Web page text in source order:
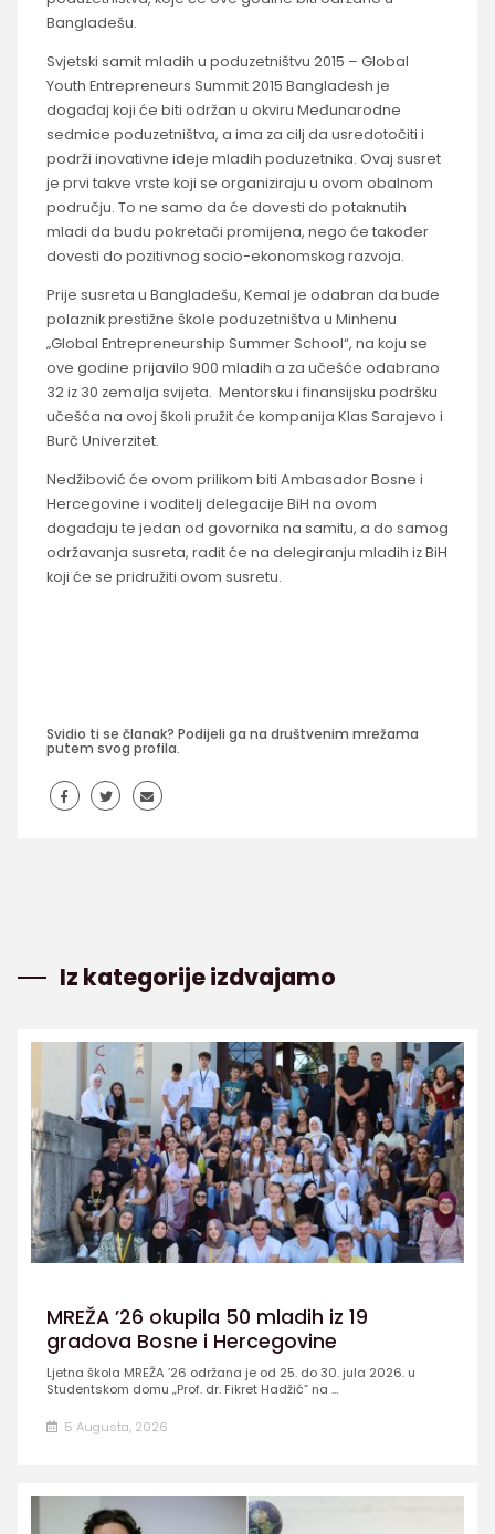
Bangladešu.
Svjetski samit mladih u poduzetništvu 2015 – Global
Youth Entrepreneurs Summit 2015 Bangladesh je
događaj koji će biti održan u okviru Međunarodne
sedmice poduzetništva, a ima za cilj da usredotočiti i
podrži inovativne ideje mladih poduzetnika. Ovaj susret
je prvi takve vrste koji se organiziraju u ovom obalnom
području. To ne samo da će dovesti do potaknutih
mladi da budu pokretači promijena, nego će također
dovesti do pozitivnog socio-ekonomskog razvoja.
Prije susreta u Bangladešu, Kemal je odabran da bude
polaznik prestižne škole poduzetništva u Minhenu
„Global Entrepreneurship Summer School“, na koju se
ove godine prijavilo 900 mladih a za učešće odabrano
32 iz 30 zemalja svijeta. Mentorsku i finansijsku podršku
učešća na ovoj školi pružit će kompanija Klas Sarajevo i
Burč Univerzitet.
Nedžibović će ovom prilikom biti Ambasador Bosne i
Hercegovine i voditelj delegacije BiH na ovom
događaju te jedan od govornika na samitu, a do samog
održavanja susreta, radit će na delegiranju mladih iz BiH
koji će se pridružiti ovom susretu.
Svidio ti se članak? Podijeli ga na društvenim mrežama
putem svog profila.
Iz kategorije izdvajamo
MREŽA ’26 okupila 50 mladih iz 19
gradova Bosne i Hercegovine
Ljetna škola MREŽA ’26 održana je od 25. do 30. jula 2026. u
Studentskom domu „Prof. dr. Fikret Hadžić” na ...
5 Augusta, 2026